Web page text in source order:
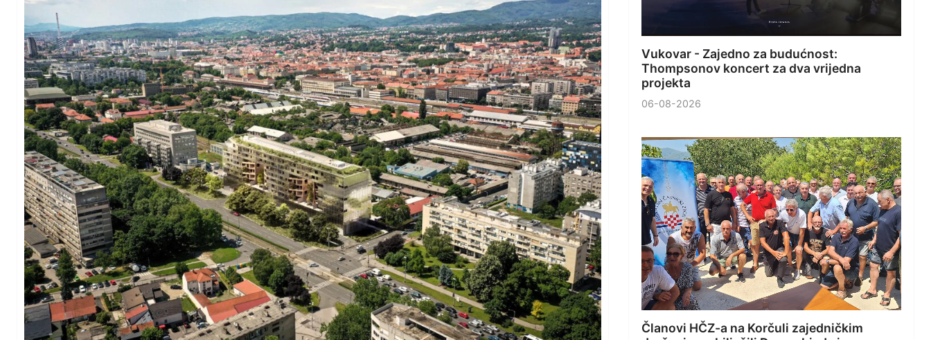
Vukovar - Zajedno za budućnost:
Thompsonov koncert za dva vrijedna
projekta
06-08-2026
Članovi HČZ-a na Korčuli zajedničkim